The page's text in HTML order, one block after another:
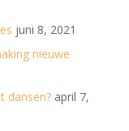
juni 8, 2021
nieuwe
dansen? april 7,